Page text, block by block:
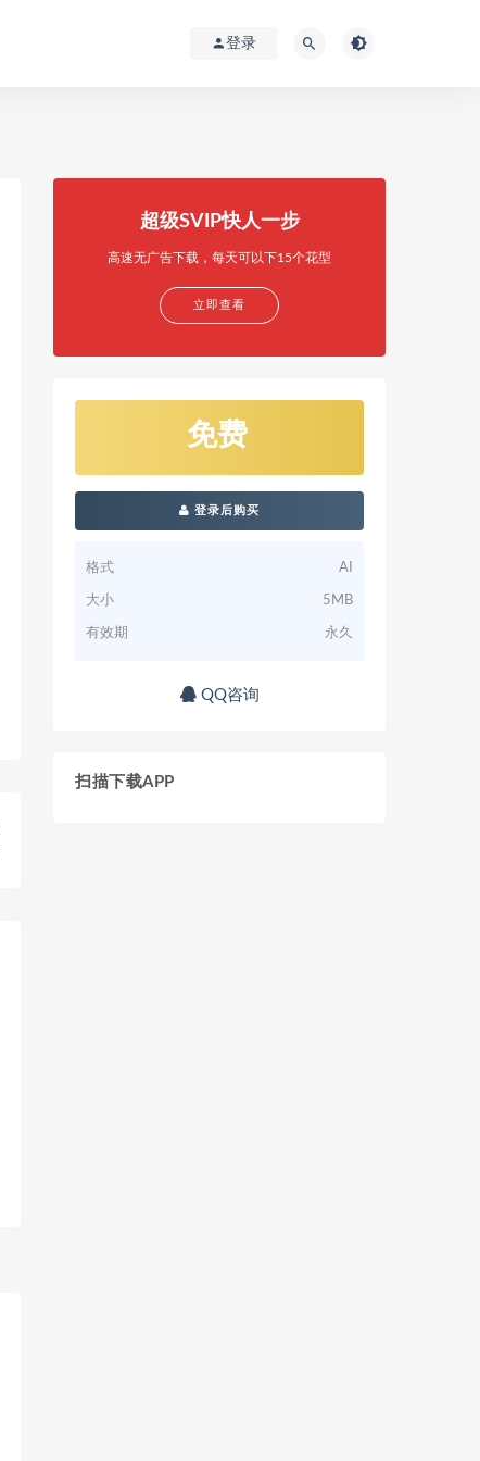
登录
超级SVIP快人一步
高速无广告下载，每天可以下15个花型
立即查看
免费
登录后购买
格式 AI
大小 5MB
有效期 永久
QQ咨询
扫描下载APP